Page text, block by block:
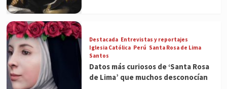
Destacada Entrevistas y reportajes
Iglesia Católica Perú Santa Rosa de Lima
Santos
Datos más curiosos de ‘Santa Rosa
de Lima’ que muchos desconocían